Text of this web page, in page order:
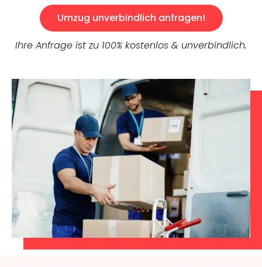
Umzug unverbindlich anfragen!
Ihre Anfrage ist zu 100% kostenlos & unverbindlich.